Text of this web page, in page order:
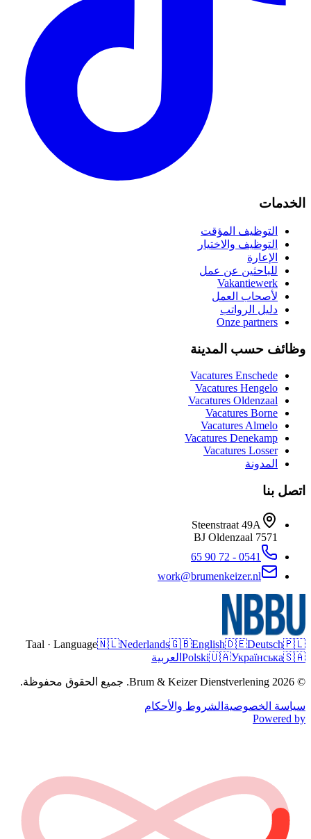
الخدمات
التوظيف المؤقت
التوظيف والاختيار
الإعارة
للباحثين عن عمل
Vakantiewerk
لأصحاب العمل
دليل الرواتب
Onze partners
وظائف حسب المدينة
Vacatures Enschede
Vacatures Hengelo
Vacatures Oldenzaal
Vacatures Borne
Vacatures Almelo
Vacatures Denekamp
Vacatures Losser
المدونة
اتصل بنا
Steenstraat 49A
7571 BJ
Oldenzaal
0541 - 72 90 65
work@brumenkeizer.nl
Taal · Language🇳🇱Nederlands🇬🇧English🇩🇪Deutsch🇵🇱
Polski🇺🇦Українська🇸🇦 العربية
© 2026 Brum & Keizer Dienstverlening. جميع الحقوق محفوظة.
سياسة الخصوصية الشروط والأحكام
Powered by